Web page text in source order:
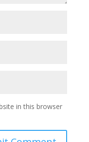
in this browser